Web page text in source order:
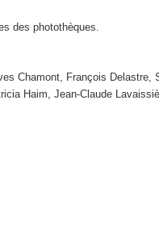
des photothèques.
Chamont, François
Haim, Jean-Claude